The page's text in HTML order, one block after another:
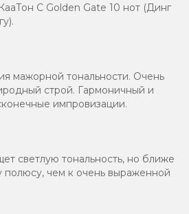
C Golden Gate 10 нот (Динг
мажорной тональности. Очень
строй. Гармоничный и
импровизации.
светлую тональность, но ближе
полюсу, чем к очень выраженной